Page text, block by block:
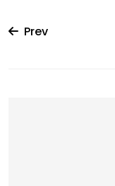
Prev